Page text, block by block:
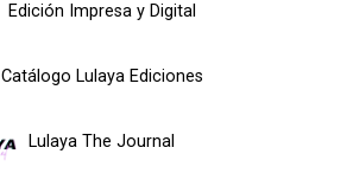
Edición Impresa y Digital
Catálogo Lulaya Ediciones
Lulaya The Journal